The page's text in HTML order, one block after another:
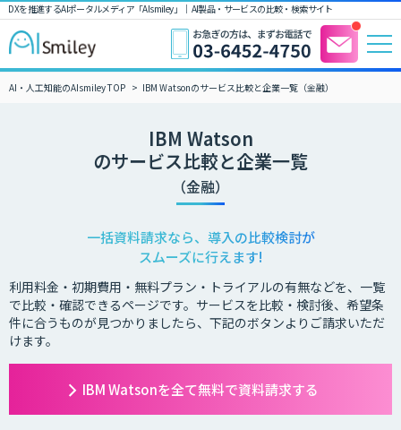
DXを推進するAIポータルメディア「AIsmiley」｜ AI製品・サービスの比較・検索サイト
AI・人工知能のAIsmiley TOP IBM Watsonのサービス比較と企業一覧（金融）
IBM Watson
のサービス比較と企業一覧
（金融）
一括資料請求なら、導入の比較検討が
スムーズに行えます!
利用料金・初期費用・無料プラン・トライアルの有無などを、一覧
で比較・確認できるページです。サービスを比較・検討後、希望条
件に合うものが見つかりましたら、下記のボタンよりご請求いただ
けます。
IBM Watsonを全て無料で資料請求する